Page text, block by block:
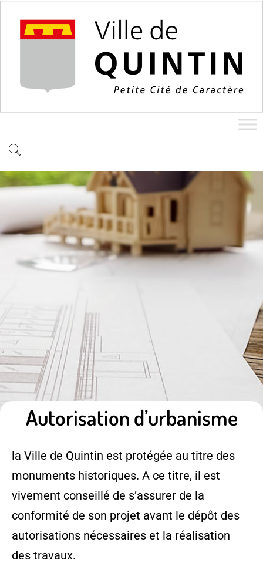
Autorisation d’urbanisme
la Ville de Quintin est protégée au titre des
monuments historiques. A ce titre, il est
vivement conseillé de s’assurer de la
conformité de son projet avant le dépôt des
autorisations nécessaires et la réalisation
des travaux.